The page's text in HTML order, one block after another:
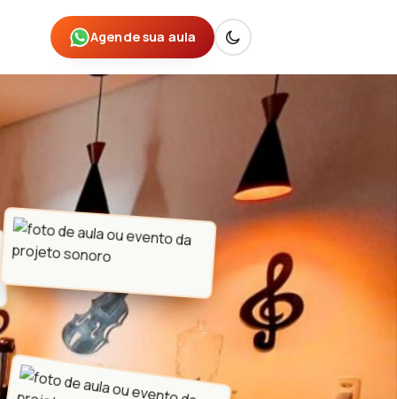
Agende sua aula